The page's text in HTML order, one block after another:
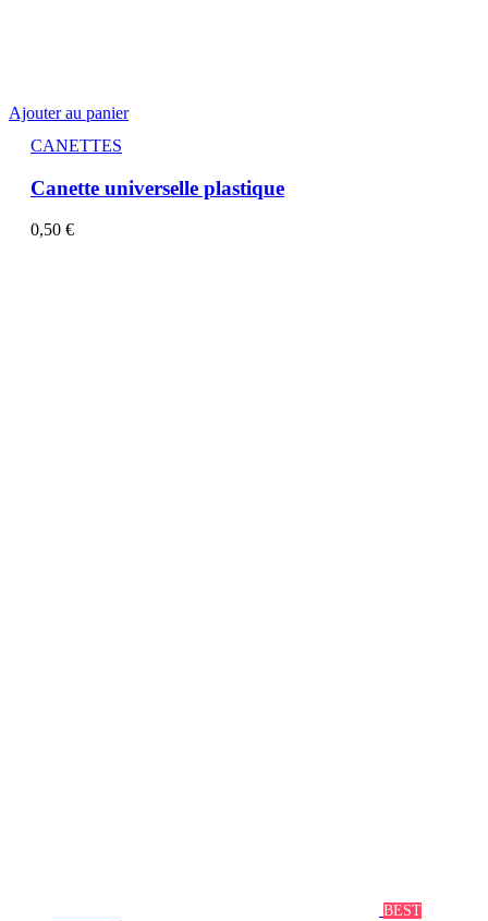
Ajouter au panier
CANETTES
Canette universelle plastique
0,50 €
BEST